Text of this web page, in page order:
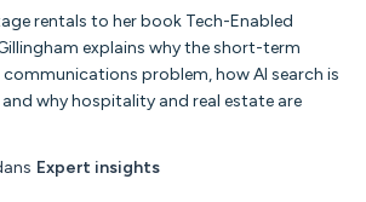
rentals to her book Tech-Enabled
explains why the short-term
problem, how AI search is
why hospitality and real estate are
Expert insights